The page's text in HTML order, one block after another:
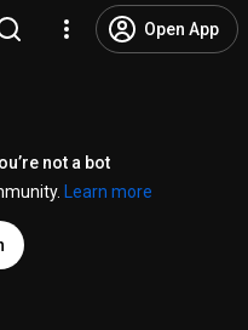
Open App
not a bot
Learn more